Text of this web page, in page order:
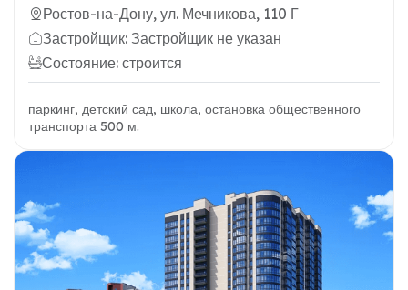
Ростов-на-Дону, ул. Мечникова, 110 Г
Застройщик: Застройщик не указан
Состояние: строится
паркинг, детский сад, школа, остановка общественного
транспорта 500 м.